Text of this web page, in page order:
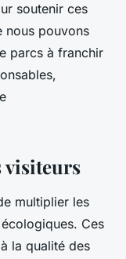
soutenir ces
nous pouvons
parcs à franchir
visiteurs
multiplier les
Ces
la qualité des